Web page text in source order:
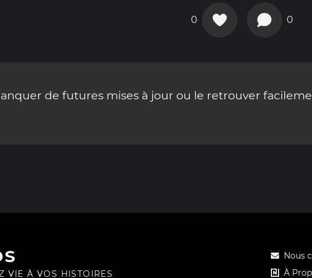
0 0
de futures mises à jour ou le retrouver
VIE À VOS HISTOIRES
Nous
À